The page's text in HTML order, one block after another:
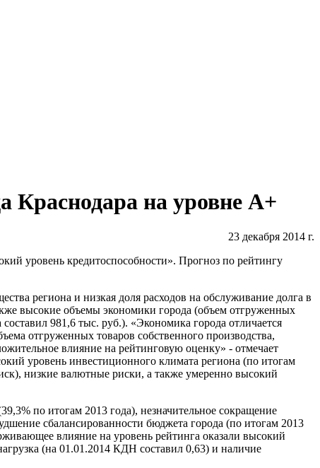
Краснодара на уровне А+
23 декабря 2014 г.
уровень кредитоспособности». Прогноз по рейтингу
региона и низкая доля расходов на обслуживание долга в
высокие объемы экономики города (объем отгруженных
981,6 тыс. руб.). «Экономика города отличается
отгруженных товаров собственного производства,
влияние на рейтинговую оценку» - отмечает
уровень инвестиционного климата региона (по итогам
низкие валютные риски, а также умеренно высокий
по итогам 2013 года), незначительное сокращение
сбалансированности бюджета города (по итогам 2013
влияние на уровень рейтинга оказали высокий
(на 01.01.2014 КДН составил 0,63) и наличие